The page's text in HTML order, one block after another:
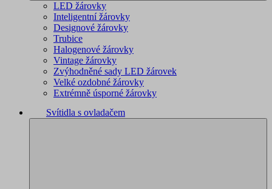
LED žárovky
Inteligentní žárovky
Designové žárovky
Trubice
Halogenové žárovky
Vintage žárovky
Zvýhodněné sady LED žárovek
Velké ozdobné žárovky
Extrémně úsporné žárovky
Svítidla s ovladačem